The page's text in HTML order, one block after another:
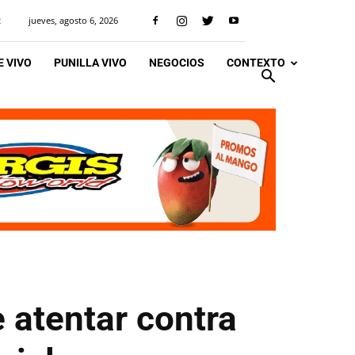
jueves, agosto 6, 2026
VIVO PUNILLA VIVO NEGOCIOS CONTEXTO
atentar contra